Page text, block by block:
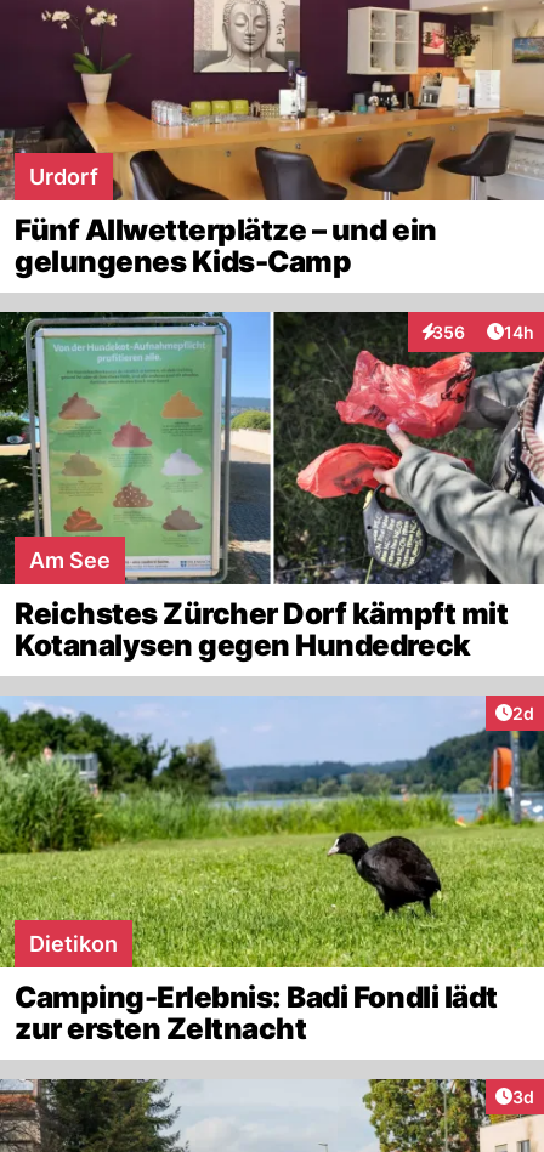
Urdorf
Fünf Allwetterplätze – und ein
gelungenes Kids-Camp
356
Interaktionen
14h
Am See
Reichstes Zürcher Dorf kämpft mit
Kotanalysen gegen Hundedreck
2d
Dietikon
Camping-Erlebnis: Badi Fondli lädt
zur ersten Zeltnacht
3d